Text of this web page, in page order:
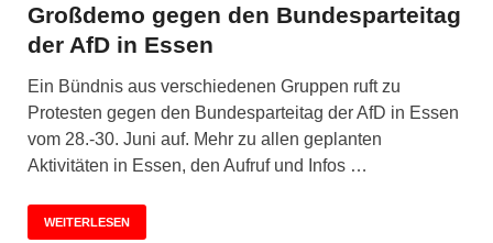
Großdemo gegen den Bundesparteitag
der AfD in Essen
Ein Bündnis aus verschiedenen Gruppen ruft zu
Protesten gegen den Bundesparteitag der AfD in Essen
vom 28.-30. Juni auf. Mehr zu allen geplanten
Aktivitäten in Essen, den Aufruf und Infos …
WEITERLESEN